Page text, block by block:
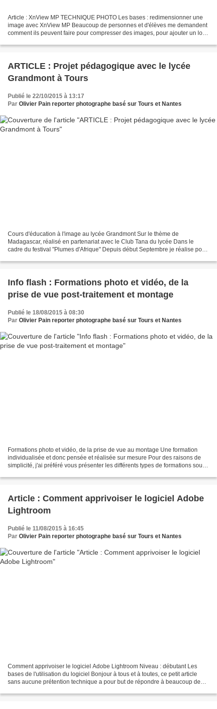
Article : XnView MP TECHNIQUE PHOTO Les bases : redimensionner une
image avec XnView MP Beaucoup de personnes et d'élèves me demandent
comment ils peuvent faire pour compresser des images, pour ajouter un logo
ARTICLE : Projet pédagogique avec le lycée
Grandmont à Tours
Publié le 22/10/2015 à 13:17
Par Olivier Pain reporter photographe basé sur Tours et Nantes
Cours d'éducation à l'image au lycée Grandmont Sur le thème de
Madagascar, réalisé en partenariat avec le Club Tana du lycée Dans le
cadre du festival "Plumes d'Afrique" Depuis début Septembre je réalise pour
Info flash : Formations photo et vidéo, de la
prise de vue post-traitement et montage
Publié le 18/08/2015 à 08:30
Par Olivier Pain reporter photographe basé sur Tours et Nantes
Formations photo et vidéo, de la prise de vue au montage Une formation
individualisée et donc pensée et réalisée sur mesure Pour des raisons de
simplicité, j'ai préféré vous présenter les différents types de formations sous
Article : Comment apprivoiser le logiciel Adobe
Lightroom
Publié le 11/08/2015 à 16:45
Par Olivier Pain reporter photographe basé sur Tours et Nantes
Comment apprivoiser le logiciel Adobe Lightroom Niveau : débutant Les
bases de l'utilisation du logiciel Bonjour à tous et à toutes, ce petit article
sans aucune prétention technique a pour but de répondre à beaucoup de